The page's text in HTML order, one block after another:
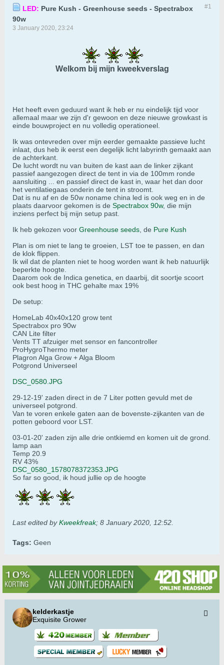
#1
LED: Pure Kush - Greenhouse seeds - Spectrabox
90w
3 January 2020, 23:24
Welkom bij mijn kweekverslag
Het heeft even geduurd want ik heb er nu eindelijk tijd voor
allemaal maar we zijn d'r gewoon en deze nieuwe growkast is
einde bouwproject en nu volledig operationeel.
Ik was ontevreden over mijn eerder gemaakte passieve lucht
inlaat, dus heb ik eerst een degelijk licht labyrinth gemaakt aan
de achterkant.
De lucht wordt nu van buiten de kast aan de linker zijkant
passief aangezogen direct de tent in via de 100mm ronde
aansluiting ... en passief direct de kast in, waar het dan door
het ventilatiegaas onderin de tent in stroomt.
Dat is nu af en de 50w noname china led is ook weg en in de
plaats daarvoor gekomen is de Spectrabox 90w, die mijn
inziens perfect bij mijn setup past.
Ik heb gekozen voor Greenhouse seeds , de Pure Kush
Plan is om niet te lang te groeien, LST toe te passen, en dan
de klok flippen.
Ik wil dat de planten niet te hoog worden want ik heb natuurlijk
beperkte hoogte.
Daarom ook de Indica genetica, en daarbij, dit soortje scoort
ook best hoog in THC gehalte max 19%
De setup:
HomeLab 40x40x120 grow tent
Spectrabox pro 90w
CAN Lite filter
Vents TT afzuiger met sensor en fancontroller
ProHygroThermo meter
Plagron Alga Grow + Alga Bloom
Potgrond Universeel
DSC_0580.JPG
29-12-19' zaden direct in de 7 Liter potten gevuld met de
universeel potgrond.
Van te voren enkele gaten aan de bovenste-zijkanten van de
potten geboord voor LST.
03-01-20' zaden zijn alle drie ontkiemd en komen uit de grond.
lamp aan
Temp 20.9
RV 43%
DSC_0580_1578078372353.JPG
So far so good, ik houd jullie op de hoogte
Last edited byKweekfreak; 8 January 2020, 12:52
Tags: Geen
kelderkastje
Exquisite Grower